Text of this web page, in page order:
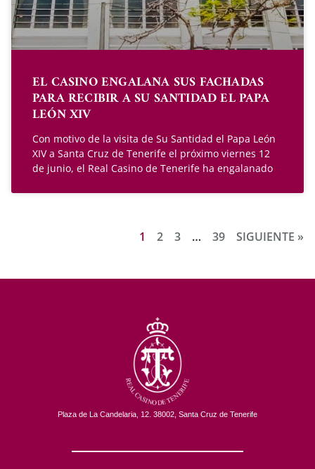
EL CASINO ENGALANA SUS FACHADAS
PARA RECIBIR A SU SANTIDAD EL PAPA
LEÓN XIV
Con motivo de la visita de Su Santidad el Papa León
XIV a Santa Cruz de Tenerife el próximo viernes 12
de junio, el Real Casino de Tenerife ha engalanado
1 2 3 … 39 SIGUIENTE »
Plaza de La Candelaria, 12. 38002, Santa Cruz de Tenerife